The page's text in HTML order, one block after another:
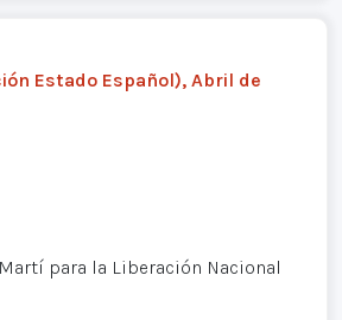
Estado Español), Abril de
para la Liberación Nacional